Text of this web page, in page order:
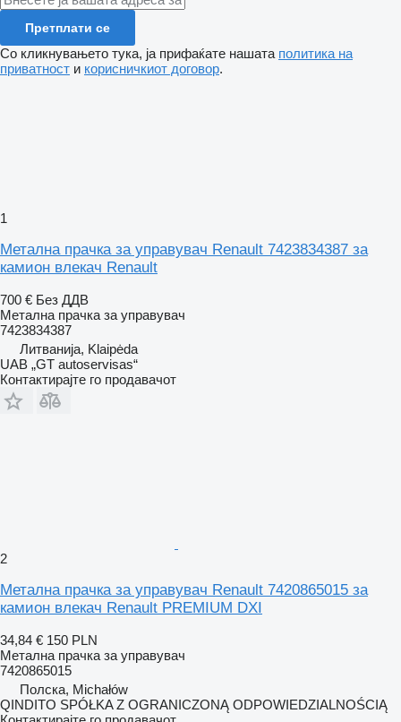
Претплати се
Со кликнувањето тука, ја прифаќате нашата политика на
приватност и корисничкиот договор.
1
Метална прачка за управувач Renault 7423834387 за
камион влекач Renault
700 € Без ДДВ
Метална прачка за управувач
7423834387
Литванија, Klaipėda
UAB „GT autoservisas“
Контактирајте го продавачот
2
Метална прачка за управувач Renault 7420865015 за
камион влекач Renault PREMIUM DXI
34,84 € 150 PLN
Метална прачка за управувач
7420865015
Полска, Michałów
QINDITO SPÓŁKA Z OGRANICZONĄ ODPOWIEDZIALNOŚCIĄ